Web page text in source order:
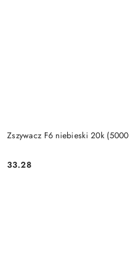
Zszywacz F6 niebieski 20k
Cena:
33.28